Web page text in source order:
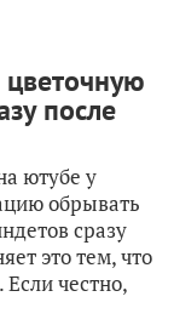
после
ютубе у
обрывать
сразу
это тем, что
честно,